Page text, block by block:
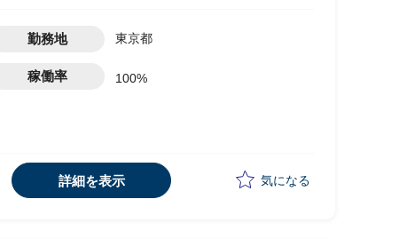
勤務地 東京都
稼働率 100%
詳細を表示 気になる